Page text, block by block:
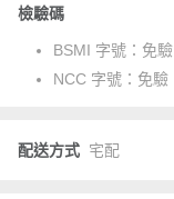
檢驗碼
BSMI 字號： 免驗
NCC 字號： 免驗
配送方式 宅配